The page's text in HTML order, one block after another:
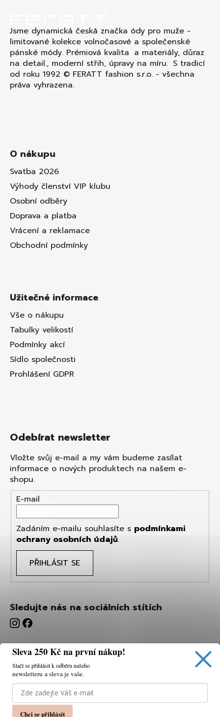
Používáme cookies, abychom vám umožnili pohodlné
prohlížení webu a díky analýze webu neustále zlepšovat
jeho funkce, výkon a použitelnost.
Jsme dynamická česká značka ódy pro muže -
limitované kolekce volnočasové a společenské
pánské módy. Prémiová kvalita a materiály, důraz
na detail., moderní střih, úpravy na míru. S tradicí
od roku 1992 © FERATT fashion s.r.o. - všechna
práva vyhrazena.
O nákupu
Svatba 2026
Výhody členství VIP klubu
Osobní odběry
Doprava a platba
Vrácení a reklamace
Obchodní podmínky
Užitečné informace
Vše o nákupu
Tabulky velikostí
Podmínky akcí
Sídlo společnosti
Prohlášení GDPR
Odebírat newsletter
Vložte svůj e-mail a my vám budeme zasílat
informace o nových produktech na našem e-
shopu.
E-mail
Zadáním e-mailu souhlasíte s podmínkami
ochrany osobních údajů.
PŘIHLÁSIT SE
Sledujte nás na sociálních stítích
Sleva 250 Kč na první nákup!
Stačí se přihlásit k odběru našeho
newsletteru a sleva je vaše.
Chci se přihlásit